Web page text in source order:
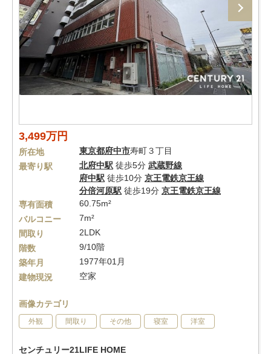
3,499万円
所在地 東京都府中市寿町３丁目
最寄り駅
北府中駅 徒歩5分 武蔵野線
府中駅 徒歩10分 京王電鉄京王線
分倍河原駅 徒歩19分 京王電鉄京王線
専有面積
60.75m²
バルコニー
7m²
間取り
2LDK
階数
9/10階
築年月
1977年01月
建物現況
空家
画像カテゴリ
外観 間取り その他 寝室 洋室
センチュリー21LIFE HOME